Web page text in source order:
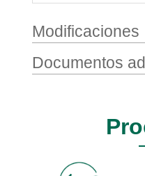
Modificaciones
Documentos